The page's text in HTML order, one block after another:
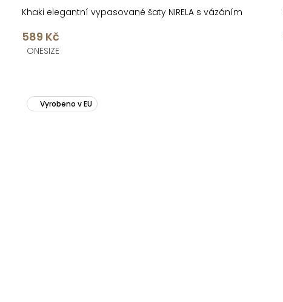
Khaki elegantní vypasované šaty NIRELA s vázáním
589 Kč
ONESIZE
Vyrobeno v EU